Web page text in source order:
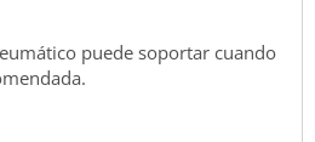
puede soportar cuando